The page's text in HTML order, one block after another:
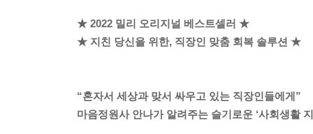
말고 당신이 원하는 그 길로 직행하자. 나 자신을
---「그래서 네가 진짜로 원하는 게 뭐야?」중에서
철하게 생각해 보고 신중하게 행동하자. 결국 끝
이다.
★ 2022 밀리 오리지널 베스트셀러 ★
★ 지친 당신을 위한, 직장인 맞춤 회복 솔루션 ★
“혼자서 세상과 맞서 싸우고 있는 직장인들에게”
마음정원사 안나가 알려주는 슬기로운 ‘사회생활